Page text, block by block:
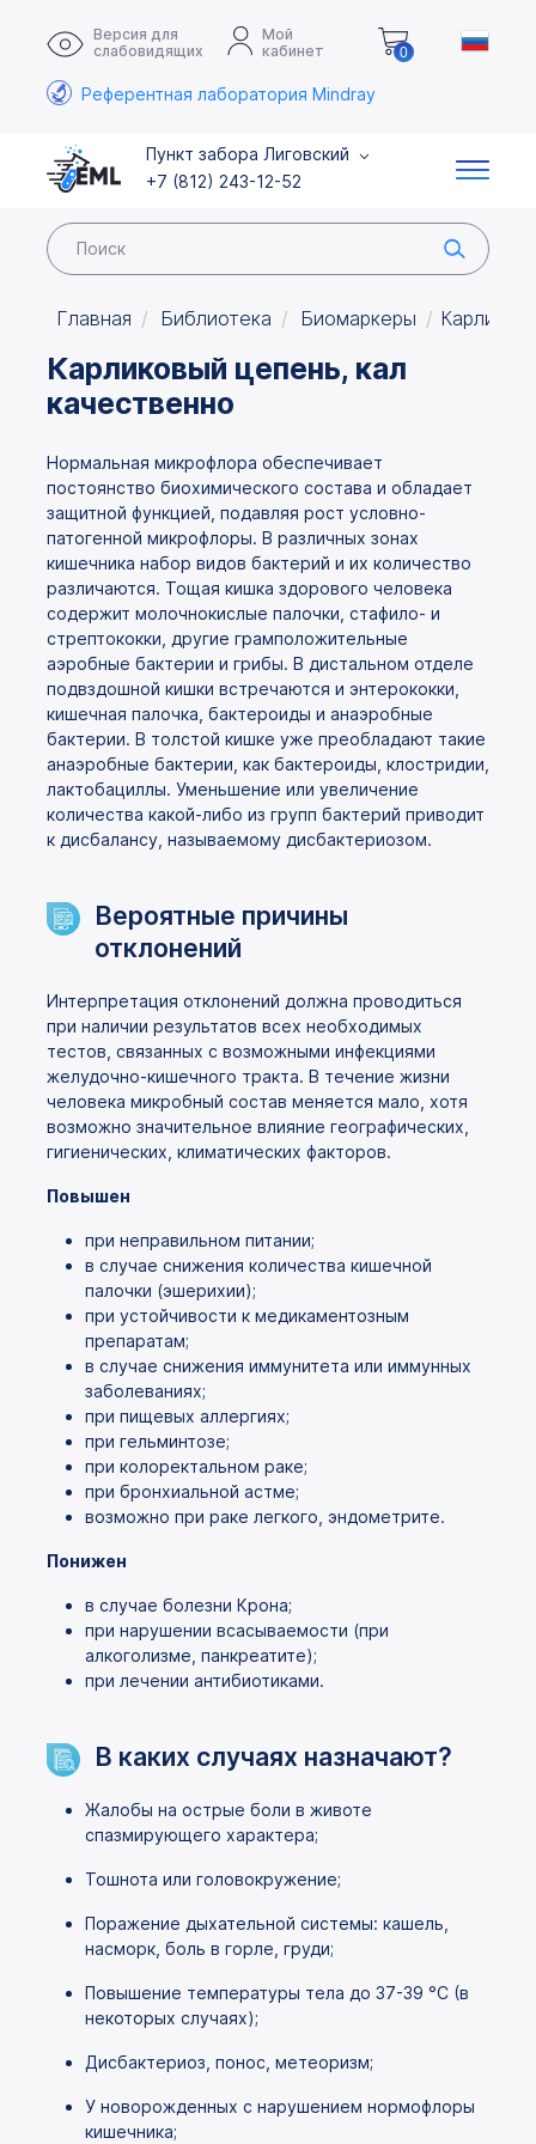
Версия для
слабовидящих
Мой
кабинет
0
Референтная лаборатория Mindray
Пункт забора Лиговский
+7 (812) 243-12-52
Главная Библиотека Биомаркеры
Карликовый цепень, кал
качественно
Нормальная микрофлора обеспечивает
постоянство биохимического состава и обладает
защитной функцией, подавляя рост условно-
патогенной микрофлоры. В различных зонах
кишечника набор видов бактерий и их количество
различаются. Тощая кишка здорового человека
содержит молочнокислые палочки, стафило- и
стрептококки, другие грамположительные
аэробные бактерии и грибы. В дистальном отделе
подвздошной кишки встречаются и энтерококки,
кишечная палочка, бактероиды и анаэробные
бактерии. В толстой кишке уже преобладают такие
анаэробные бактерии, как бактероиды, клостридии,
лактобациллы. Уменьшение или увеличение
количества какой-либо из групп бактерий приводит
к дисбалансу, называемому дисбактериозом.
Вероятные причины
отклонений
Интерпретация отклонений должна проводиться
при наличии результатов всех необходимых
тестов, связанных с возможными инфекциями
желудочно-кишечного тракта. В течение жизни
человека микробный состав меняется мало, хотя
возможно значительное влияние географических,
гигиенических, климатических факторов.
Повышен
при неправильном питании;
в случае снижения количества кишечной
палочки (эшерихии);
при устойчивости к медикаментозным
препаратам;
в случае снижения иммунитета или иммунных
заболеваниях;
при пищевых аллергиях;
при гельминтозе;
при колоректальном раке;
при бронхиальной астме;
возможно при раке легкого, эндометрите.
Понижен
в случае болезни Крона;
при нарушении всасываемости (при
алкоголизме, панкреатите);
при лечении антибиотиками.
В каких случаях назначают?
Жалобы на острые боли в животе
спазмирующего характера;
Тошнота или головокружение;
Поражение дыхательной системы: кашель,
насморк, боль в горле, груди;
Повышение температуры тела до 37-39 °C (в
некоторых случаях);
Дисбактериоз, понос, метеоризм;
У новорожденных с нарушением нормофлоры
кишечника;